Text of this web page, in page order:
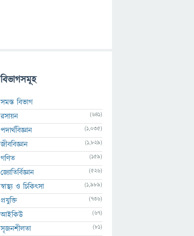
বিভাগসমূহ
সমস্ত বিভাগ
রসায়ন
(641)
পদার্থবিজ্ঞান (1,035)
জীববিজ্ঞান (1,829)
গণিত (159)
জ্যোতির্বিজ্ঞান (526)
স্বাস্থ্য ও চিকিৎসা (1,989)
প্রযুক্তি (736)
আইকিউ (67)
সৃজনশীলতা (81)